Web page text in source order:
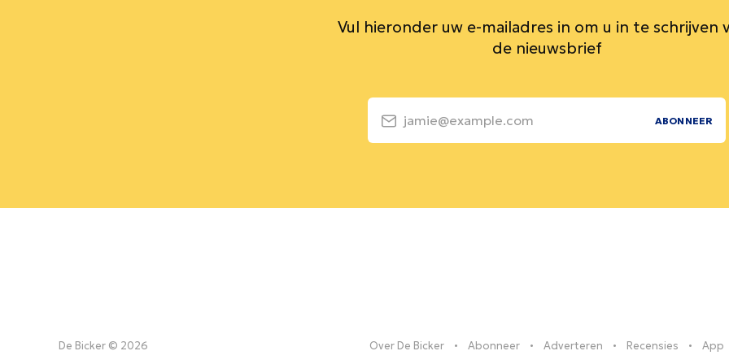
Vul hieronder uw e-mailadres in om u in te schrijven
de nieuwsbrief
jamie@example.com ABONNEER
De Bicker © 2026 Over De Bicker Abonneer Adverteren Recensies App